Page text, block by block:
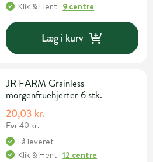
Klik & Hent i 9 centre
Læg i kurv
JR FARM Grainless
morgenfruehjerter 6 stk.
20,03 kr.
Før 40 kr.
Få leveret
Klik & Hent i12 centre